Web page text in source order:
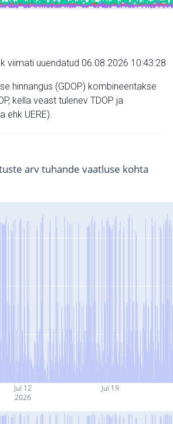
viimati uuendatud 06.08.2026 10:43:28
hinnangus (GDOP) kombineeritakse
kella veast tulenev TDOP ja
ehk UERE).
Jul 12
2026
Jul 19
arv tuhande vaatluse kohta